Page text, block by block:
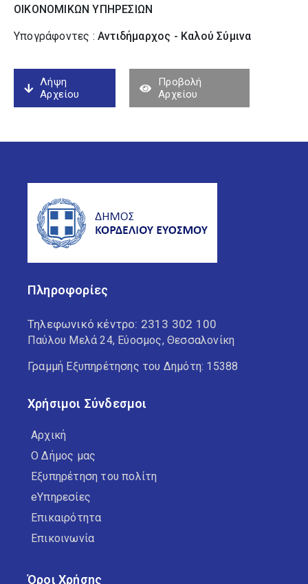
ΟΙΚΟΝΟΜΙΚΩΝ ΥΠΗΡΕΣΙΩΝ
Υπογράφοντες : Αντιδήμαρχος - Καλού Σύµινα
Λήψη
Αρχείου
Προβολή
Αρχείου
Πληροφορίες
Τηλεφωνικό κέντρο: 2313 302 100
Παύλου Μελά 24, Εύοσμος, Θεσσαλονίκη
Γραμμή Εξυπηρέτησης του Δημότη: 15388
Χρήσιμοι Σύνδεσμοι
Αρχική
Ο Δήμος μας
Εξυπηρέτηση του πολίτη
eΥπηρεσίες
Επικαιρότητα
Επικοινωνία
Όροι Χρήσης